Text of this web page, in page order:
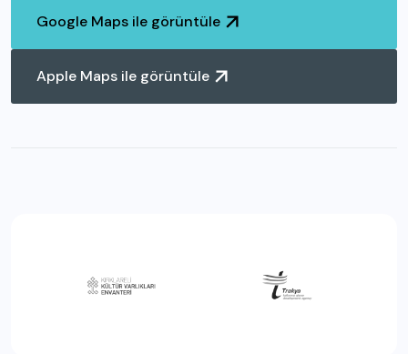
Google Maps ile görüntüle
Apple Maps ile görüntüle